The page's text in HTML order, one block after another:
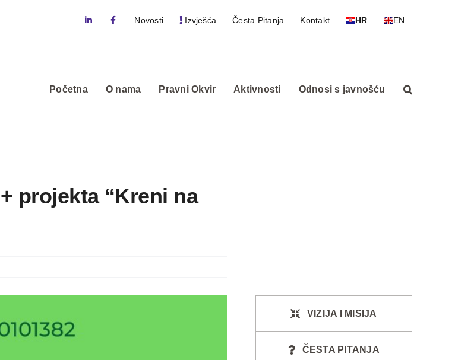
Novosti Izvješća Česta Pitanja Kontakt HR EN
Početna O nama Pravni Okvir Aktivnosti Odnosi s javnošću
projekta “Kreni na
VIZIJA I MISIJA
ČESTA PITANJA